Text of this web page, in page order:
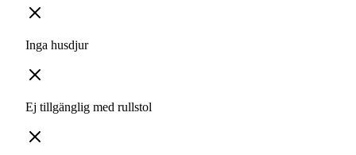
Inga husdjur
Ej tillgänglig med rullstol